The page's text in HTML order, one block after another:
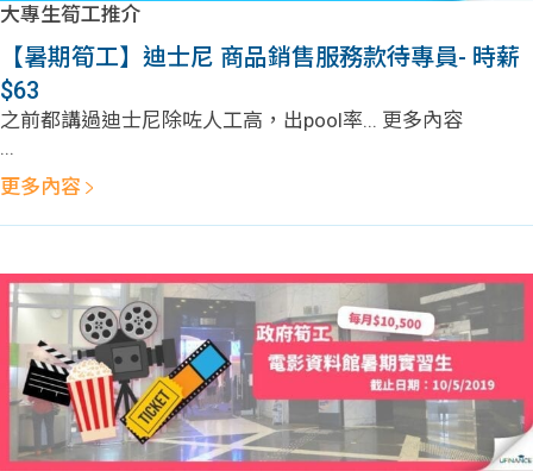
大專生筍工推介
【暑期筍工】迪士尼 商品銷售服務款待專員- 時薪
$63
之前都講過迪士尼除咗人工高，出pool率... 更多內容
...
更多內容